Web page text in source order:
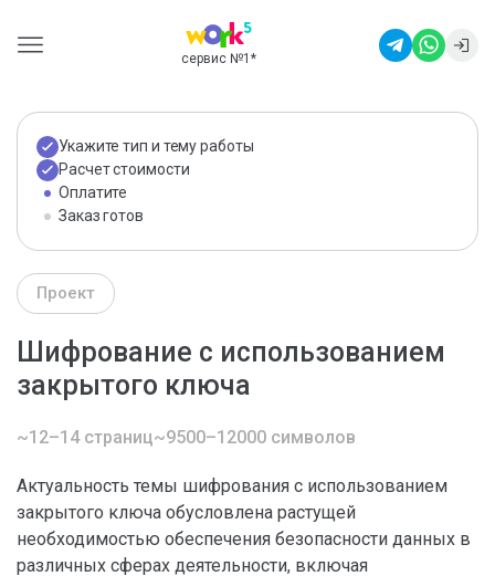
сервис №1 *
Укажите тип и тему работы
Расчет стоимости
Оплатите
Заказ готов
Проект
Шифрование с использованием
закрытого ключа
~12–14 страниц~9500–12000 символов
Актуальность темы шифрования с использованием
закрытого ключа обусловлена растущей
необходимостью обеспечения безопасности данных в
различных сферах деятельности, включая